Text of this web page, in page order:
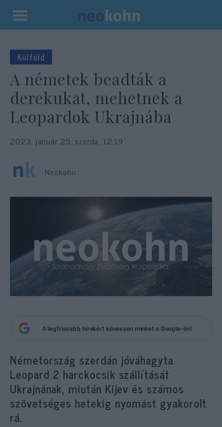
Kilépés
tartalomba
Külföld
A németek beadták a
derekukat, mehetnek a
Leopardok Ukrajnába
2023. január 25. szerda, 12:19
Neokohn
A legfrissebb hírekért kövessen minket a Google-ön!
Németország szerdán jóváhagyta
Leopard 2 harckocsik szállítását
Ukrajnának, miután Kijev és számos
szövetséges hetekig nyomást gyakorolt
rá.